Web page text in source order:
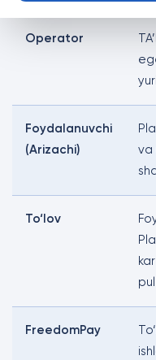
Operator
Foydalanuvchi
(Arizachi)
va
To‘lov
FreedomPay